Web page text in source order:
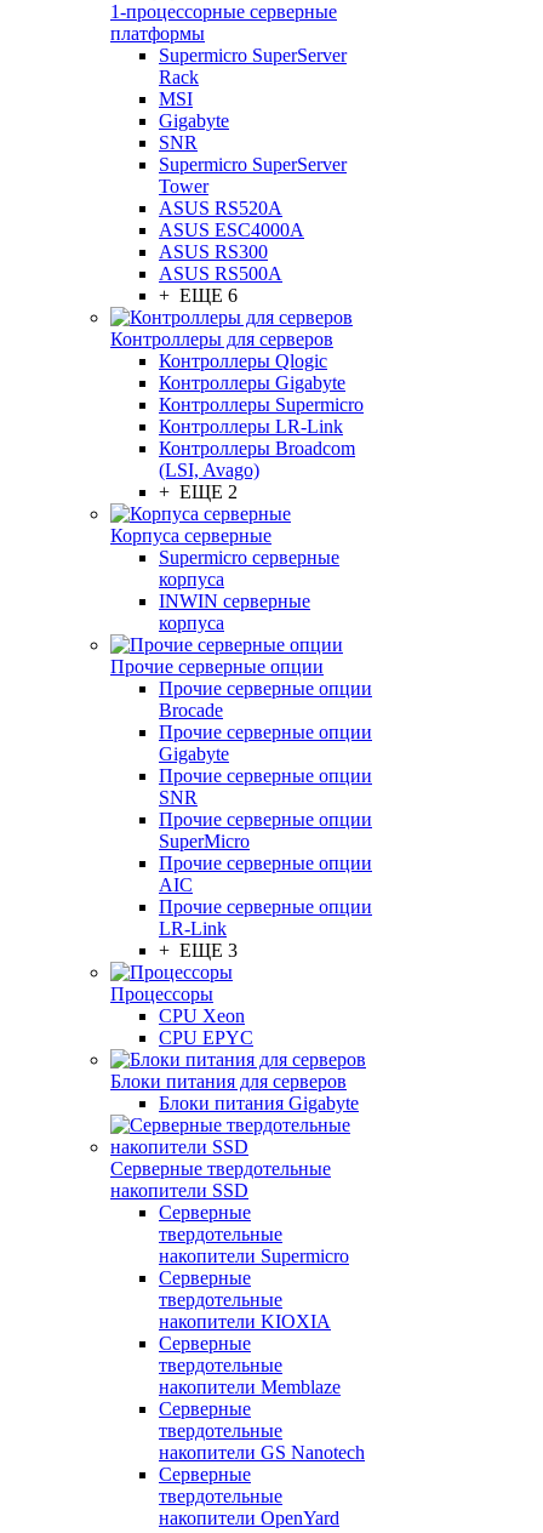
1-процессорные серверные
платформы
Supermicro SuperServer
Rack
MSI
Gigabyte
SNR
Supermicro SuperServer
Tower
ASUS RS520A
ASUS ESC4000A
ASUS RS300
ASUS RS500A
+ ЕЩЕ 6
Контроллеры для серверов
Контроллеры Qlogic
Контроллеры Gigabyte
Контроллеры Supermicro
Контроллеры LR-Link
Контроллеры Broadcom
(LSI, Avago)
+ ЕЩЕ 2
Корпуса серверные
Supermicro серверные
корпуса
INWIN серверные
корпуса
Прочие серверные опции
Прочие серверные опции
Brocade
Прочие серверные опции
Gigabyte
Прочие серверные опции
SNR
Прочие серверные опции
SuperMicro
Прочие серверные опции
AIC
Прочие серверные опции
LR-Link
+ ЕЩЕ 3
Процессоры
CPU Xeon
CPU EPYC
Блоки питания для серверов
Блоки питания Gigabyte
Серверные твердотельные
накопители SSD
Cерверные
твердотельные
накопители Supermicro
Cерверные
твердотельные
накопители KIOXIA
Cерверные
твердотельные
накопители Memblaze
Cерверные
твердотельные
накопители GS Nanotech
Серверные
твердотельные
накопители OpenYard